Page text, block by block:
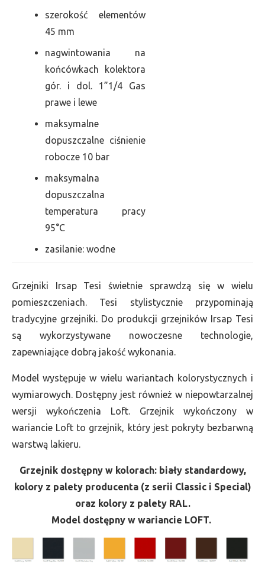
szerokość elementów
45 mm
nagwintowania na
końcówkach kolektora
gór. i dol. 1”1/4 Gas
prawe i lewe
maksymalne
dopuszczalne ciśnienie
robocze 10 bar
maksymalna
dopuszczalna
temperatura pracy
95°C
zasilanie: wodne
Grzejniki Irsap Tesi świetnie sprawdzą się w wielu
pomieszczeniach. Tesi stylistycznie przypominają
tradycyjne grzejniki. Do produkcji grzejników Irsap Tesi
są wykorzystywane nowoczesne technologie,
zapewniające dobrą jakość wykonania.
Model występuje w wielu wariantach kolorystycznych i
wymiarowych. Dostępny jest również w niepowtarzalnej
wersji wykończenia Loft. Grzejnik wykończony w
wariancie Loft to grzejnik, który jest pokryty bezbarwną
warstwą lakieru.
Grzejnik dostępny w kolorach: biały standardowy,
kolory z palety producenta (z serii Classic i Special)
oraz kolory z palety RAL.
Model dostępny w wariancie LOFT.